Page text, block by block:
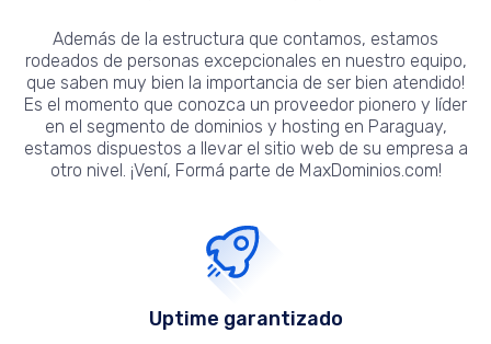
Además de la estructura que contamos, estamos
rodeados de personas excepcionales en nuestro equipo,
que saben muy bien la importancia de ser bien atendido!
Es el momento que conozca un proveedor pionero y líder
en el segmento de dominios y hosting en Paraguay,
estamos dispuestos a llevar el sitio web de su empresa a
otro nivel. ¡Vení, Formá parte de MaxDominios.com!
Uptime garantizado